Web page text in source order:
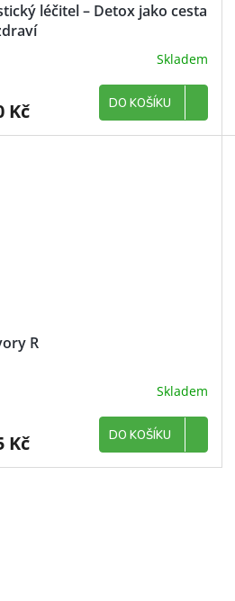
léčitel – Detox jako cesta
Skladem
Kč DO KOŠÍKU
R
Skladem
Kč DO KOŠÍKU